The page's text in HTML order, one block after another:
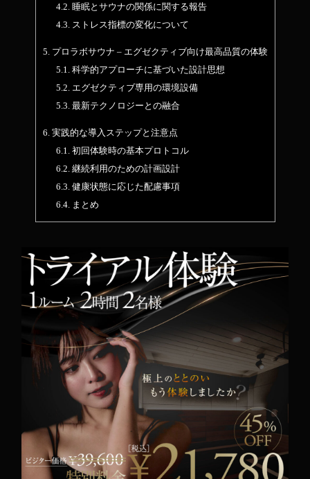
4.2. 睡眠とサウナの関係に関する報告
4.3. ストレス指標の変化について
5.プロラボサウナ – エグゼクティブ向け最高品質の体験
5.1. 科学的アプローチに基づいた設計思想
5.2. エグゼクティブ専用の環境設備
5.3. 最新テクノロジーとの融合
6.実践的な導入ステップと注意点
6.1. 初回体験時の基本プロトコル
6.2. 継続利用のための計画設計
6.3. 健康状態に応じた配慮事項
6.4. まとめ